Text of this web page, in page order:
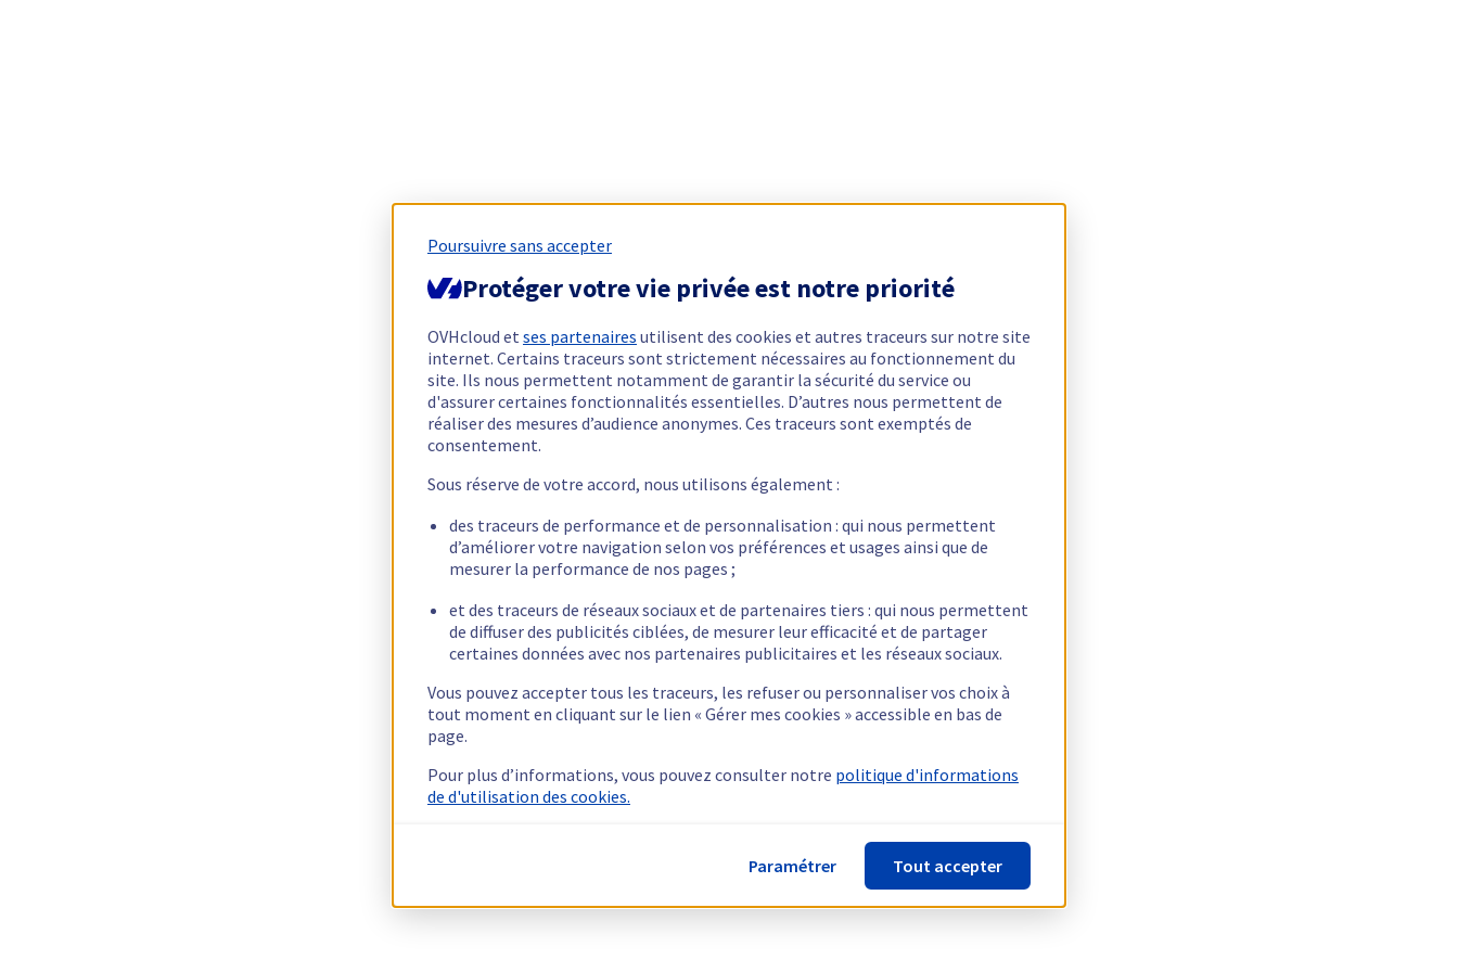
Poursuivre sans accepter
Protéger votre vie privée est notre priorité
OVHcloud et ses partenaires utilisent des cookies et autres traceurs sur notre site
internet. Certains traceurs sont strictement nécessaires au fonctionnement du
site. Ils nous permettent notamment de garantir la sécurité du service ou
d'assurer certaines fonctionnalités essentielles. D’autres nous permettent de
réaliser des mesures d’audience anonymes. Ces traceurs sont exemptés de
consentement.
Sous réserve de votre accord, nous utilisons également :
des traceurs de performance et de personnalisation : qui nous permettent
d’améliorer votre navigation selon vos préférences et usages ainsi que de
mesurer la performance de nos pages ;
et des traceurs de réseaux sociaux et de partenaires tiers : qui nous permettent
de diffuser des publicités ciblées, de mesurer leur efficacité et de partager
certaines données avec nos partenaires publicitaires et les réseaux sociaux.
Vous pouvez accepter tous les traceurs, les refuser ou personnaliser vos choix à
tout moment en cliquant sur le lien « Gérer mes cookies » accessible en bas de
page.
Pour plus d’informations, vous pouvez consulter notre politique d'informations
de d'utilisation des cookies.
Paramétrer Tout accepter